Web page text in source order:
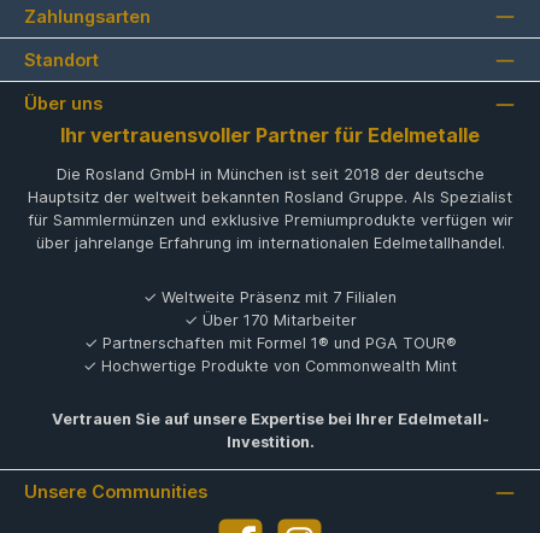
Zahlungsarten
Standort
Über uns
Ihr vertrauensvoller Partner für Edelmetalle
Die Rosland GmbH in München ist seit 2018 der deutsche
Hauptsitz der weltweit bekannten Rosland Gruppe. Als Spezialist
für Sammlermünzen und exklusive Premiumprodukte verfügen wir
über jahrelange Erfahrung im internationalen Edelmetallhandel.
✓ Weltweite Präsenz mit 7 Filialen
✓ Über 170 Mitarbeiter
✓ Partnerschaften mit Formel 1® und PGA TOUR®
✓ Hochwertige Produkte von Commonwealth Mint
Vertrauen Sie auf unsere Expertise bei Ihrer Edelmetall-
Investition.
Unsere Communities